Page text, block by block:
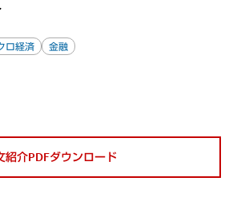
ロ経済 金融
紹介PDFダウンロード